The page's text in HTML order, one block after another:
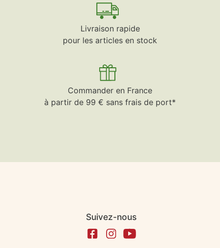
Livraison rapide
pour les articles en stock
Commander en France
à partir de 99 € sans frais de port*
Suivez-nous